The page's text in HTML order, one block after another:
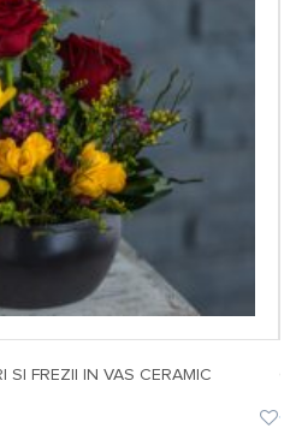
SI FREZII IN VAS CERAMIC